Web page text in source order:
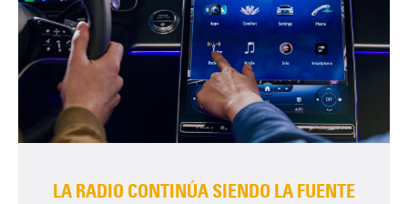
LA RADIO CONTINÚA SIENDO LA FUENTE